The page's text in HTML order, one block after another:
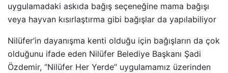
uygulamadaki askıda bağış seçeneğine mama bağışı
veya hayvan kısırlaştırma gibi bağışlar da yapılabiliyor
Nilüfer’in dayanışma kenti olduğu için bağışların da çok
olduğunu ifade eden Nilüfer Belediye Başkanı Şadi
Özdemir, “Nilüfer Her Yerde” uygulamamız üzerinden